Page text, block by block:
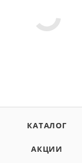
КАТАЛОГ
АКЦИИ